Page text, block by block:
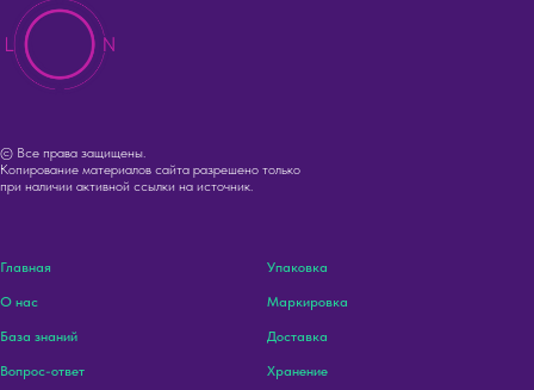
© Все права защищены.
Копирование материалов сайта разрешено только
при наличии активной ссылки на источник.
Главная
О нас
База знаний
Вопрос-ответ
Упаковка
Маркировка
Доставка
Хранение